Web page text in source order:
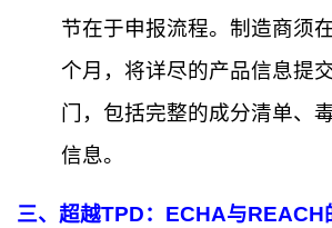
节在于申报流程。制造商须
个月，将详尽的产品信息提
门，包括完整的成分清单、
信息。
三、超越TPD：ECHA与REACH